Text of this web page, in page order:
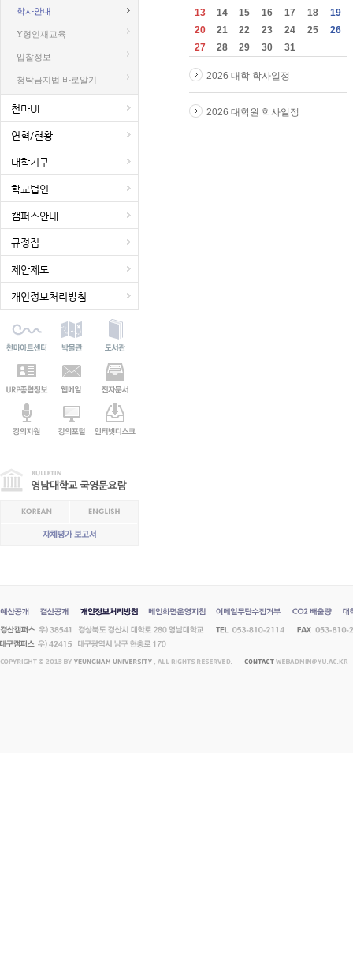
학사안내
Y형인재교육
입찰정보
청탁금지법 바로알기
천마UI
연혁/현황
대학기구
학교법인
캠퍼스안내
규정집
제안제도
개인정보처리방침
13
14 15 16 17 18
19
20
21 22 23 24 25
26
27
28 29 30 31
2026 대학 학사일정
2026 대학원 학사일정